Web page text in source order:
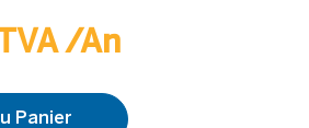
/An
Panier